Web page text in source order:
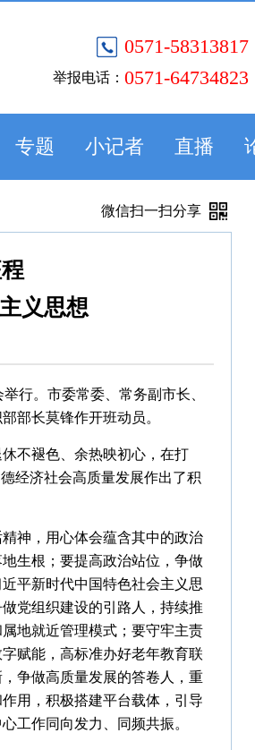
0571-58313817
举报电话： 0571-64734823
专题 小记者 直播
微信扫一扫分享
义思想
行。市委常委、常务副市长、
部长莫锋作开班动员。
不褪色、余热映初心，在打
经济社会高质量发展作出了积
神，用心体会蕴含其中的政治
生根；要提高政治站位，争做
平新时代中国特色社会主义思
党组织建设的引路人，持续推
地就近管理模式；要守牢主责
赋能，高标准办好老年教育联
争做高质量发展的答卷人，重
用，积极搭建平台载体，引导
工作同向发力、同频共振。